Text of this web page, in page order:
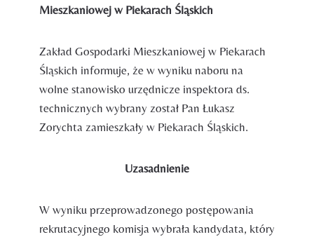
Mieszkaniowej w Piekarach Śląskich
Zakład Gospodarki Mieszkaniowej w Piekarach
Śląskich informuje, że w wyniku naboru na
wolne stanowisko urzędnicze inspektora ds.
technicznych wybrany został Pan Łukasz
Zorychta zamieszkały w Piekarach Śląskich.
Uzasadnienie
W wyniku przeprowadzonego postępowania
rekrutacyjnego komisja wybrała kandydata, który